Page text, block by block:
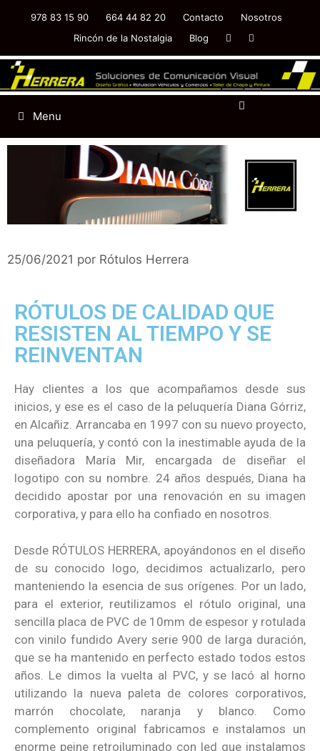
978 83 15 90 664 44 82 20 Contacto
Nosotros
Rincón de la Nostalgia
Blog
Menu
25/06/2021 por Rótulos Herrera
RÓTULOS DE CALIDAD QUE
RESISTEN AL TIEMPO Y SE
REINVENTAN
Hay clientes a los que acompañamos desde sus
inicios, y ese es el caso de la peluquería Diana Górriz,
en Alcañiz. Arrancaba en 1997 con su nuevo proyecto,
una peluquería, y contó con la inestimable ayuda de la
diseñadora María Mir, encargada de diseñar el
logotipo con su nombre. 24 años después, Diana ha
decidido apostar por una renovación en su imagen
corporativa, y para ello ha confiado en nosotros.
Desde RÓTULOS HERRERA, apoyándonos en el diseño
de su conocido logo, decidimos actualizarlo, pero
manteniendo la esencia de sus orígenes. Por un lado,
para el exterior, reutilizamos el rótulo original, una
sencilla placa de PVC de 10mm de espesor y rotulada
con vinilo fundido Avery serie 900 de larga duración,
que se ha mantenido en perfecto estado todos estos
años. Le dimos la vuelta al PVC, y se lacó al horno
utilizando la nueva paleta de colores corporativos,
marrón chocolate, naranja y blanco. Como
complemento original fabricamos e instalamos un
enorme peine retroiluminado con led que instalamos